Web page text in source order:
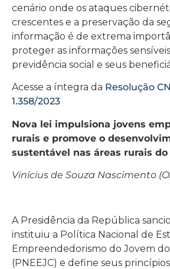
cenário onde os ataques
crescentes e a preservação da
informação é de extrema
proteger as informações
previdência social e seus
Acesse a íntegra da Resolução
1.358/2023
Nova lei impulsiona jovens
rurais e promove o
sustentável nas áreas rurais do
Vinícius de Souza Nascimento
A Presidência da República
instituiu a Política Nacional de
Empreendedorismo do Jovem
(PNEEJC) e define seus